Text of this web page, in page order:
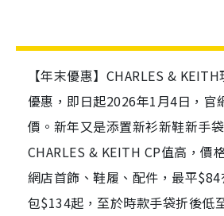
【年末優惠】CHARLES &
優惠，即日起2026年1月4日，官
價。新年又是添置新衫新鞋新手
CHARLES & KEITH CP值高，價
網店首飾、鞋履、配件，最平
包$134起，至於時款手袋折後低